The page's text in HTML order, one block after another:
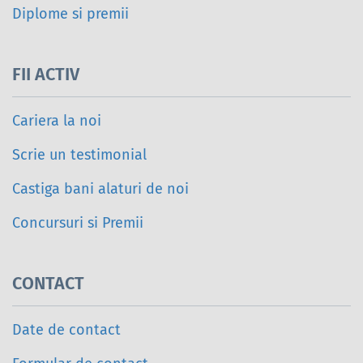
Diplome si premii
FII ACTIV
Cariera la noi
Scrie un testimonial
Castiga bani alaturi de noi
Concursuri si Premii
CONTACT
Date de contact